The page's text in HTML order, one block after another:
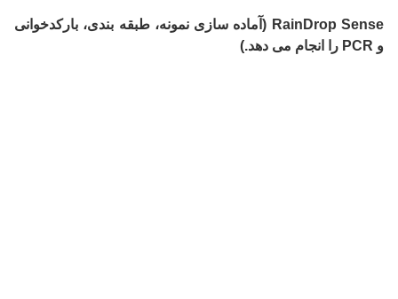
RainDrop Sense (آماده سازی نمونه، طبقه بندی، بارکدخوانی
و PCR را انجام می دهد.)